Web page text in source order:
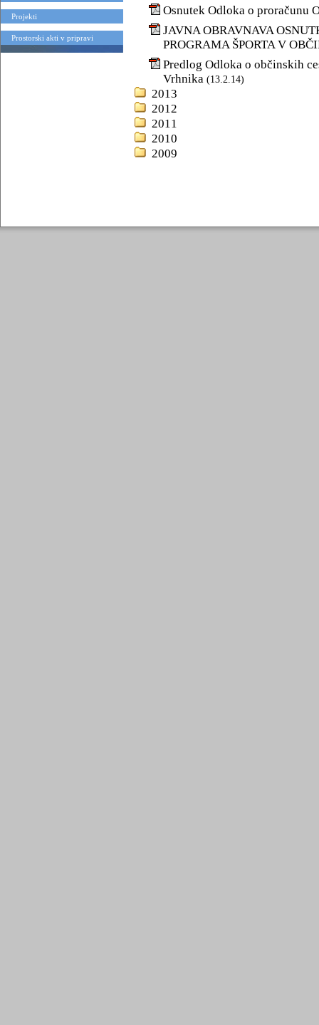
Projekti
Prostorski akti v pripravi
Osnutek Odloka o proračunu
JAVNA OBRAVNAVA
PROGRAMA ŠPORTA V
Predlog Odloka o občinskih
Vrhnika (13.2.14)
2013
2012
2011
2010
2009